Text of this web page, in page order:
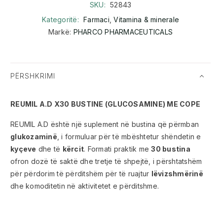
SKU: 52843
Kategoritë: Farmaci ,Vitamina & minerale
Markë: PHARCO PHARMACEUTICALS
PËRSHKRIMI
REUMIL A.D X30 BUSTINE (GLUCOSAMINE) ME COPE
REUMIL A.D është një suplement në bustina që përmban
glukozaminë , i formuluar për të mbështetur shëndetin e
kyçeve dhe të kërcit. Formati praktik me30 bustina
ofron dozë të saktë dhe tretje të shpejtë, i përshtatshëm
për përdorim të përditshëm për të ruajtur lëvizshmërinë
dhe komoditetin në aktivitetet e përditshme.